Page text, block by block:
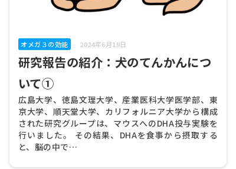
オメガ３の効能 2024年6月19日
研究報告の紹介：犬のてんかんにつ
いて①
広島大学、徳島文理大学、産業医科大学医学部、東
京大学、順天堂大学、カリフォルニア大学から構成
された研究グループは、マウスへのDHA投与実験を
行いました。 その結果、DHAを食事から摂取する
と、脳の中で…